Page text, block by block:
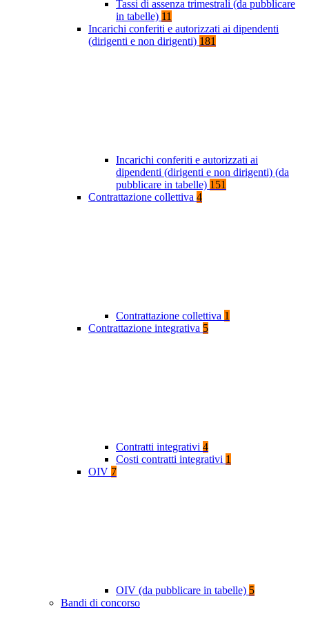
Tassi di assenza trimestrali (da pubblicare
in tabelle) 11
Incarichi conferiti e autorizzati ai dipendenti
(dirigenti e non dirigenti) 181
Incarichi conferiti e autorizzati ai
dipendenti (dirigenti e non dirigenti) (da
pubblicare in tabelle) 151
Contrattazione collettiva 4
Contrattazione collettiva 1
Contrattazione integrativa 5
Contratti integrativi 4
Costi contratti integrativi 1
OIV 7
OIV (da pubblicare in tabelle) 5
Bandi di concorso